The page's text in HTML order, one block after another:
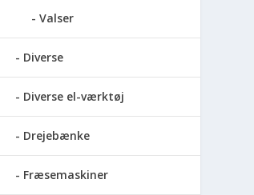
Valser
Diverse
Diverse el-værktøj
Drejebænke
Fræsemaskiner